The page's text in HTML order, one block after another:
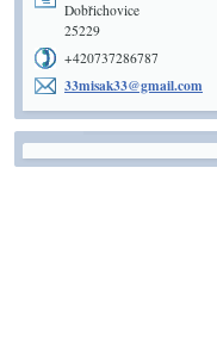
Dobřichovice
25229
+420737286787
33misak33@gmail.com